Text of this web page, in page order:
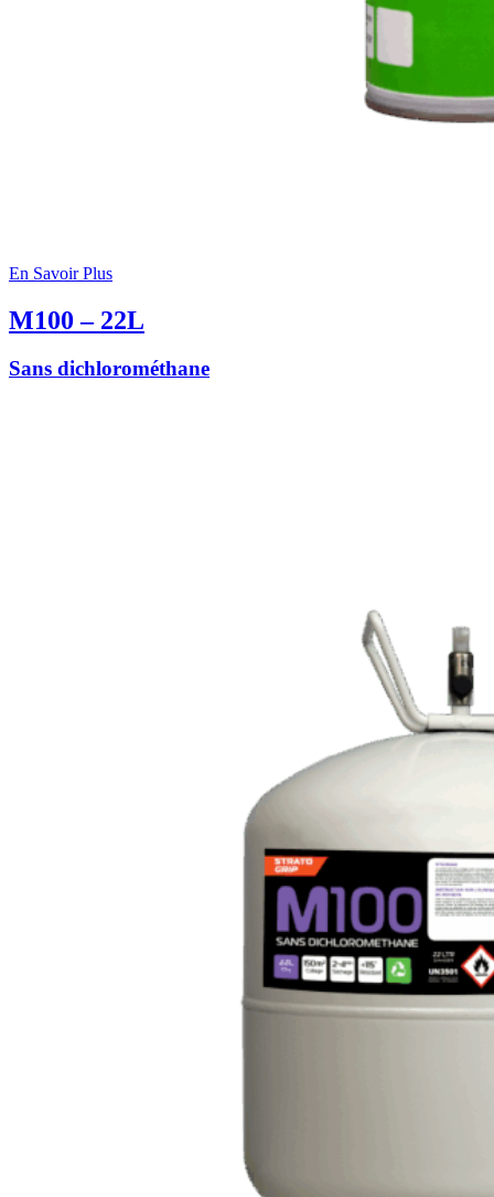
En Savoir Plus
M100 – 22L
Sans dichlorométhane